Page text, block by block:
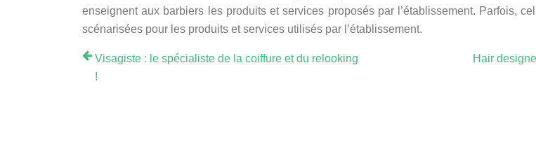
enseignent aux barbiers les produits et services proposés par l’établissement. Parfois,
scénarisées pour les produits et services utilisés par l’établissement.
Visagiste : le spécialiste de la coiffure et du relooking
!
Hair